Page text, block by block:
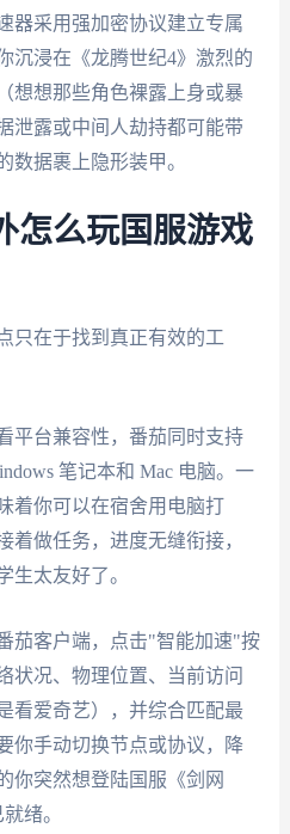
器采用强加密协议建立专属
浸在《龙腾世纪4》激烈的
想想那些角色裸露上身或暴
泄露或中间人劫持都可能带
数据裹上隐形装甲。
怎么玩国服游戏
只在于找到真正有效的工
平台兼容性，番茄同时支持
笔记本和 Mac 电脑。一
着你可以在宿舍用电脑打
着做任务，进度无缝衔接，
生太友好了。
茄客户端，点击"智能加速"按
状况、物理位置、当前访问
看爱奇艺），并综合匹配最
你手动切换节点或协议，降
你突然想登陆国服《剑网
绪。